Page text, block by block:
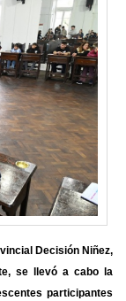
Decisión Niñez,
se llevó a cabo la
participantes